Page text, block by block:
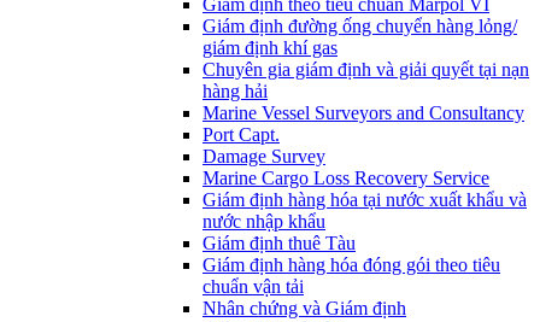
Giám định theo tiêu chuẩn Marpol VI
Giám định đường ống chuyển hàng lỏng/
giám định khí gas
Chuyên gia giám định và giải quyết tại nạn
hàng hải
Marine Vessel Surveyors and Consultancy
Port Capt.
Damage Survey
Marine Cargo Loss Recovery Service
Giám định hàng hóa tại nước xuất khẩu và
nước nhập khẩu
Giám định thuê Tàu
Giám định hàng hóa đóng gói theo tiêu
chuẩn vận tải
Nhân chứng và Giám định